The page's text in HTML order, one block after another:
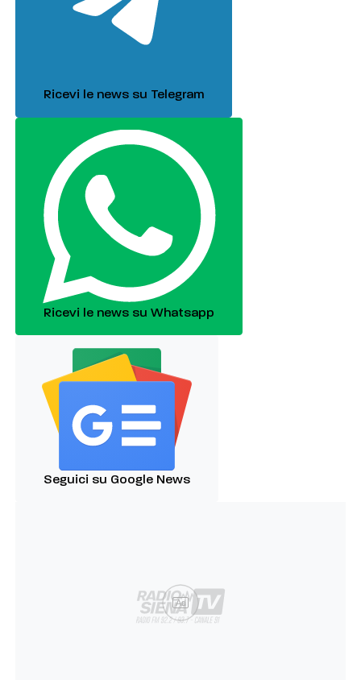
Ricevi le news su Telegram
Ricevi le news su Whatsapp
Seguici su Google News
Ad